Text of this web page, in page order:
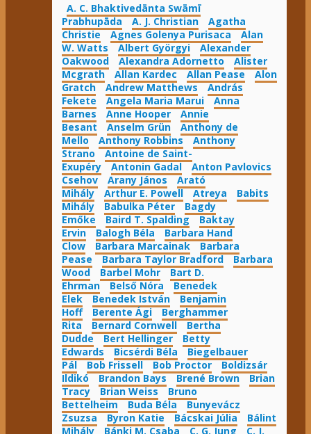
A. C. Bhaktivedānta Swāmī
Prabhupāda
A. J. Christian
Agatha
Christie
Agnes Golenya Purisaca
Alan
W. Watts
Albert Györgyi
Alexander
Oakwood
Alexandra Adornetto
Alister
Mcgrath
Allan Kardec Allan Pease
Alon
Gratch
Andrew Matthews
András
Fekete
Angela Maria Marui
Anna
Barnes
Anne Hooper
Annie
Besant
Anselm Grün
Anthony de
Mello
Anthony Robbins
Anthony
Strano
Antoine de Saint-
Exupéry
Antonin Gadal
Anton Pavlovics
Csehov
Arany János
Arató
Mihály
Arthur E. Powell Atreya
Babits
Mihály
Babulka Péter
Bagdy
Emőke
Baird T. Spalding
Baktay
Ervin
Balogh Béla
Barbara Hand
Clow
Barbara Marcainak
Barbara
Pease
Barbara Taylor Bradford
Barbara
Wood
Barbel Mohr
Bart D.
Ehrman
Belső Nóra
Benedek
Elek
Benedek István
Benjamin
Hoff
Berente Ági
Berghammer
Rita
Bernard Cornwell
Bertha
Dudde
Bert Hellinger
Betty
Edwards
Bicsérdi Béla
Biegelbauer
Pál
Bob Frissell Bob Proctor
Boldizsár
Ildikó
Brandon Bays Brené Brown
Brian
Tracy
Brian Weiss
Bruno
Bettelheim
Buda Béla
Bunyevácz
Zsuzsa
Byron Katie Bácskai Júlia
Bálint
Mihály
Bánki M. Csaba C. G. Jung
C. J.